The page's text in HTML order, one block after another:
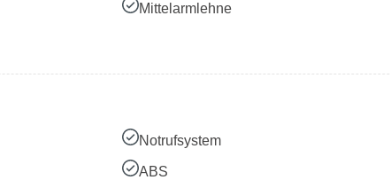
Mittelarmlehne
Notrufsystem
ABS